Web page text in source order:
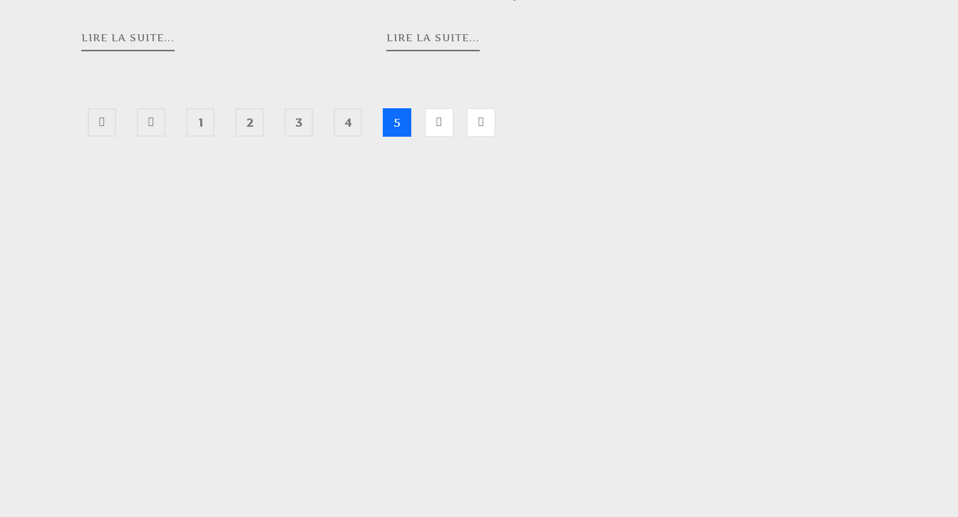
LIRE LA SUITE... LIRE LA SUITE...
1 2 3 4 5